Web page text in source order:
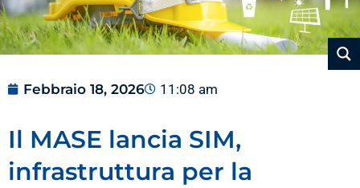
Febbraio 18, 2026 11:08 am
Il MASE lancia SIM,
infrastruttura per la